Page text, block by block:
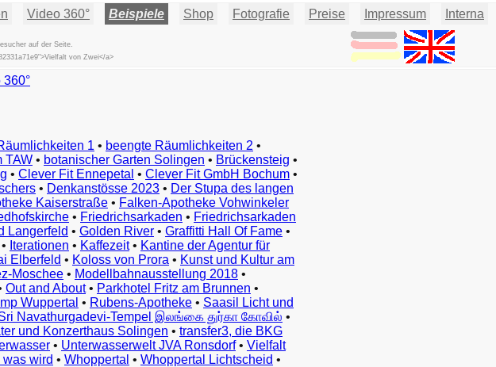
Video 360° Beispiele Shop Fotografie Preise Impressum Interna
auf der Seite.
von Zwei</a>
360°
1 • beengte Räumlichkeiten 2 •
TAW • botanischer Garten Solingen • Brückensteig •
• Clever Fit Ennepetal • Clever Fit GmbH Bochum •
• Denkanstösse 2023 • Der Stupa des langen
Kaiserstraße • Falken-Apotheke Vohwinkeler
• Friedrichsarkaden • Friedrichsarkaden
Langerfeld • Golden River • Graffitti Hall Of Fame •
• Iterationen • Kaffezeit• Kantine der Agentur für
Elberfeld • Koloss von Prora • Kunst und Kultur am
Moschee • Modellbahnausstellung 2018 •
Out and About• Parkhotel Fritz am Brunnen •
Wuppertal • Rubens-Apotheke • Saasil Licht und
Navathurgadevi-Tempel இலங்கை துர்கா கோவில் •
und Konzerthaus Solingen • transfer3, die BKG
• Unterwasserwelt JVA Ronsdorf• Vielfalt
was wird • Whoppertal • Whoppertal Lichtscheid •